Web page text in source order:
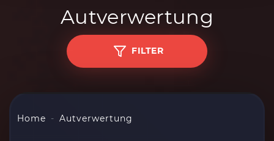
Autverwertung
FILTER
Home Autverwertung